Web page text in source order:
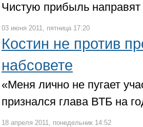
Чистую прибыль
03 июня 2011, пятница 17:20
Костин не против
набсовете
«Меня лично не пугает
признался глава ВТБ на
18 апреля 2011, понедельник 14:52